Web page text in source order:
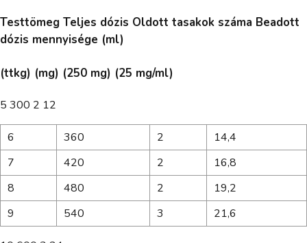
Testtömeg Teljes dózis Oldott tasakok száma Beadott
dózis mennyisége (ml)
(ttkg) (mg) (250 mg) (25 mg/ml)
5 300 2 12
6 360 2
14,4
7
420 2
16,8
8
480 2
19,2
9
540 3 21,6